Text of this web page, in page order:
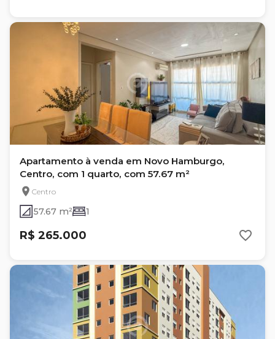
Apartamento à venda em Novo Hamburgo,
Centro, com 1 quarto, com 57.67 m²
Centro
57.67 m² 1
R$ 265.000